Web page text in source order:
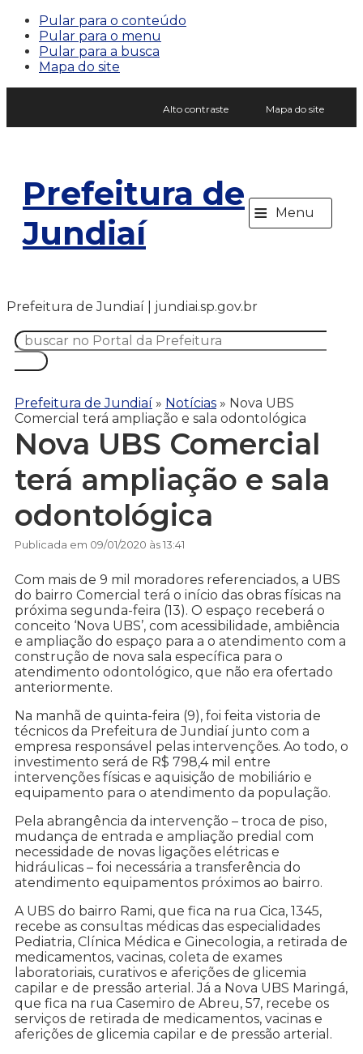
Pular para o conteúdo
Pular para o menu
Pular para a busca
Mapa do site
Alto contraste Mapa do site
Prefeitura de
Jundiaí
≡ Menu
Prefeitura de Jundiaí | jundiai.sp.gov.br
Prefeitura de Jundiaí » Notícias » Nova UBS
Comercial terá ampliação e sala odontológica
Nova UBS Comercial
terá ampliação e sala
odontológica
Publicada em 09/01/2020 às 13:41
Com mais de 9 mil moradores referenciados, a UBS
do bairro Comercial terá o início das obras físicas na
próxima segunda-feira (13). O espaço receberá o
conceito ‘Nova UBS’, com acessibilidade, ambiência
e ampliação do espaço para a o atendimento com a
construção de nova sala específica para o
atendimento odontológico, que não era ofertado
anteriormente.
Na manhã de quinta-feira (9), foi feita vistoria de
técnicos da Prefeitura de Jundiaí junto com a
empresa responsável pelas intervenções. Ao todo, o
investimento será de R$ 798,4 mil entre
intervenções físicas e aquisição de mobiliário e
equipamento para o atendimento da população.
Pela abrangência da intervenção – troca de piso,
mudança de entrada e ampliação predial com
necessidade de novas ligações elétricas e
hidráulicas – foi necessária a transferência do
atendimento equipamentos próximos ao bairro.
A UBS do bairro Rami, que fica na rua Cica, 1345,
recebe as consultas médicas das especialidades
Pediatria, Clínica Médica e Ginecologia, a retirada de
medicamentos, vacinas, coleta de exames
laboratoriais, curativos e aferições de glicemia
capilar e de pressão arterial. Já a Nova UBS Maringá,
que fica na rua Casemiro de Abreu, 57, recebe os
serviços de retirada de medicamentos, vacinas e
aferições de glicemia capilar e de pressão arterial.